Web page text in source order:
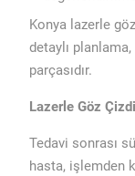
Konya lazerle
detaylı
parçasıdır.
Lazerle Göz
Tedavi sonrası
hasta, işlemden